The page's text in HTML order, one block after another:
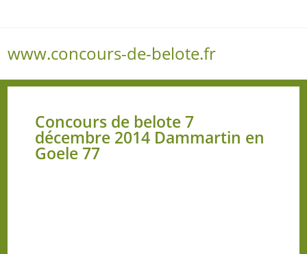
www.concours-de-belote.fr
Concours de belote 7
décembre 2014 Dammartin en
Goele 77